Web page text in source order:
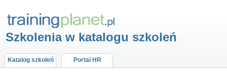
Szkolenia w katalogu szkoleń
Katalog szkoleń Portal HR